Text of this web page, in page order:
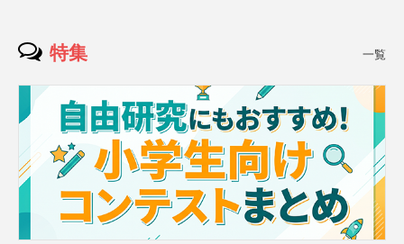
特集 一覧